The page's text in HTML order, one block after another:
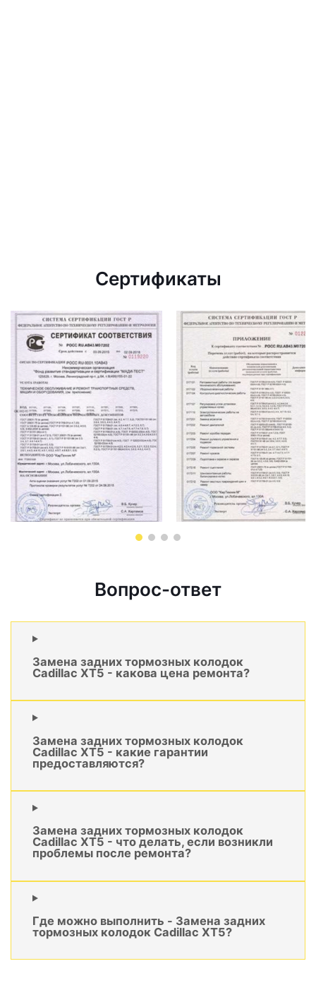
Сертификаты
Вопрос-ответ
Замена задних тормозных колодок
Cadillac XT5 - какова цена ремонта?
Замена задних тормозных колодок
Cadillac XT5 - какие гарантии
предоставляются?
Замена задних тормозных колодок
Cadillac XT5 - что делать, если возникли
проблемы после ремонта?
Где можно выполнить - Замена задних
тормозных колодок Cadillac XT5?